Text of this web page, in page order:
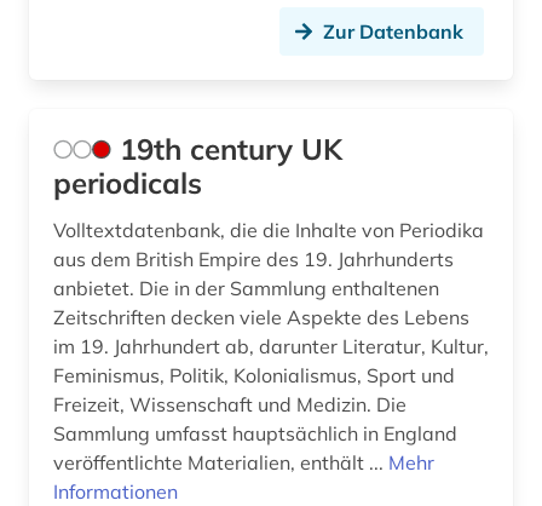
audiovisuelle medien (4)
aufklärung (2)
aufsatzdatenbank (2)
auktionskatalog (1)
auktionspreis (1)
Zur Datenbank
19th century UK
periodicals
Volltextdatenbank, die die Inhalte von Periodika
aus dem British Empire des 19. Jahrhunderts
anbietet. Die in der Sammlung enthaltenen
Zeitschriften decken viele Aspekte des Lebens
im 19. Jahrhundert ab, darunter Literatur, Kultur,
Feminismus, Politik, Kolonialismus, Sport und
Freizeit, Wissenschaft und Medizin. Die
Sammlung umfasst hauptsächlich in England
veröffentlichte Materialien, enthält ... Mehr
Informationen